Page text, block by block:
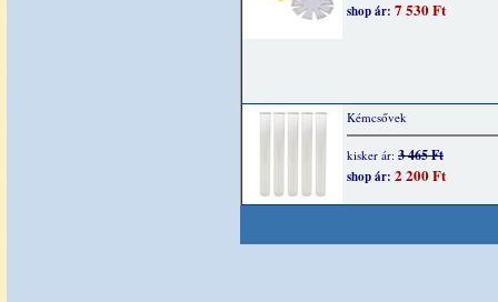
shop ár: 7 530 Ft
Kémcsővek
kisker ár: 3 465 Ft
shop ár: 2 200 Ft